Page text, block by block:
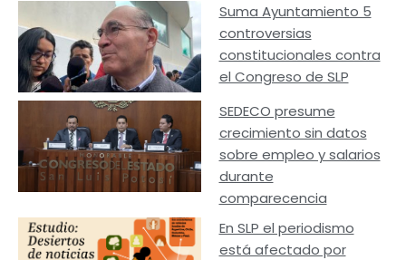
Suma Ayuntamiento 5
controversias
constitucionales contra
el Congreso de SLP
SEDECO presume
crecimiento sin datos
sobre empleo y salarios
durante
comparecencia
En SLP el periodismo
está afectado por